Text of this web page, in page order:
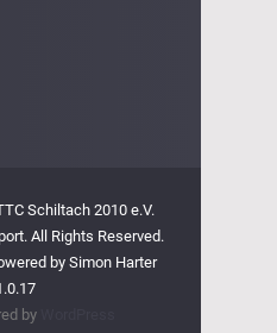
Schiltach 2010 e.V.
All Rights Reserved.
by Simon Harter
by